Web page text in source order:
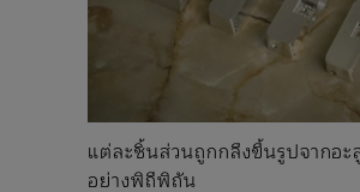
แต่ละชิ้นส่วนถูกกลึงขึ้นรูปจากอะ
อย่างพิถีพิถัน